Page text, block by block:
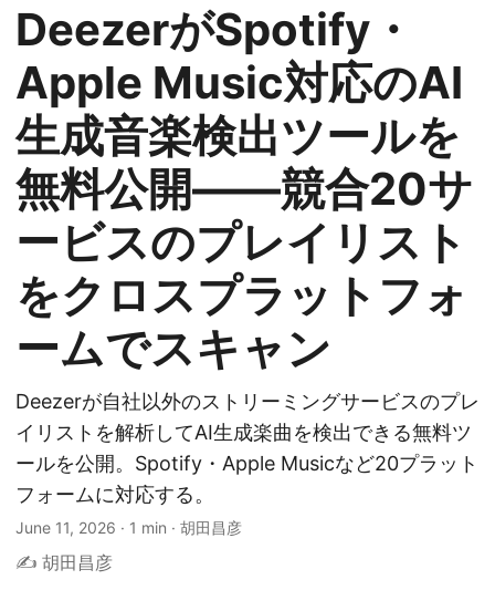
DeezerがSpotify・
Apple Music対応のAI
生成音楽検出ツールを
無料公開——競合20サ
ービスのプレイリスト
をクロスプラットフォ
ームでスキャン
Deezerが自社以外のストリーミングサービスのプレ
イリストを解析してAI生成楽曲を検出できる無料ツ
ールを公開。Spotify・Apple Musicなど20プラット
フォームに対応する。
June 11, 2026 · 1 min · 胡田昌彦
✍️ 胡田昌彦